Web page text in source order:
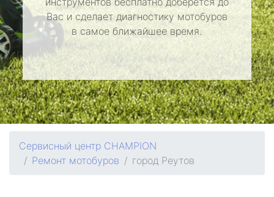
Вас и сделает диагностику мотобуров
в самое ближайшее время.
Сервисный центр CHAMPION
Ремонт мотобуров
город Реутов